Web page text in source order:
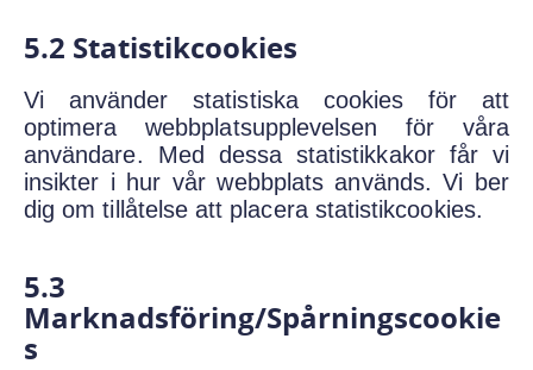
5.2 Statistikcookies
Vi använder statistiska cookies för att
optimera webbplatsupplevelsen för våra
användare. Med dessa statistikkakor får vi
insikter i hur vår webbplats används. Vi ber
dig om tillåtelse att placera statistikcookies.
5.3
Marknadsföring/spårningscookie
S